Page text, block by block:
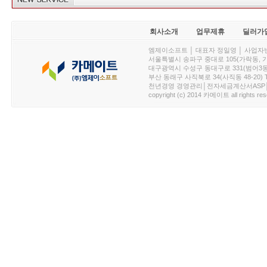
회사소개 업무제휴 딜러가
엠제이소프트 │ 대표자 정일영 │ 사업
서울특별시 송파구 중대로 105(가락동,
대구광역시 수성구 동대구로 331(범어3
부산 동래구 사직북로 34(사직동 48-20)
천년경영 경영관리│전자세금계산서
copyright (c) 2014 카메이트 all rights